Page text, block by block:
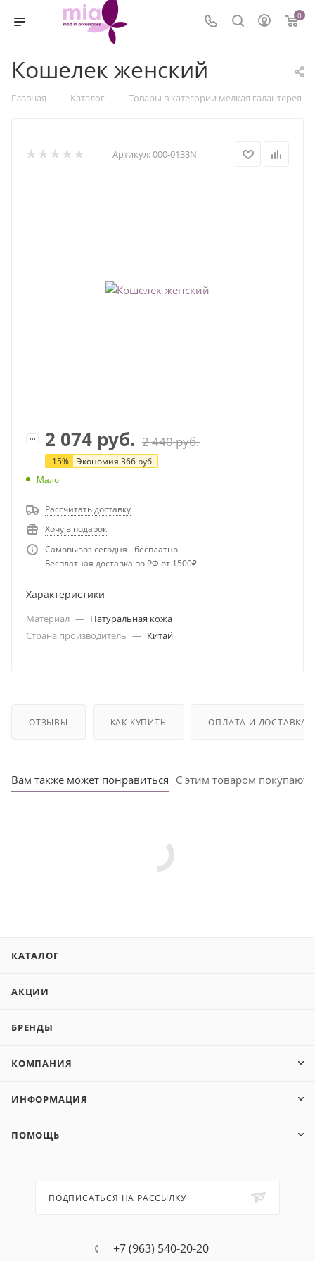
0
Кошелек женский
Главная — Каталог — Товары в категории мелкая галантерея
Артикул:000-0133N
2 074 руб. 2 440руб.
-15% Экономия 366 руб.
Мало
Рассчитать доставку
Хочу в подарок
Самовывоз сегодня - бесплатно
Бесплатная доставка по РФ от 1500₽
Характеристики
Материал — Натуральная кожа
Страна производитель — Китай
ОТЗЫВЫ КАК КУПИТЬ ОПЛАТА И ДОСТАВКА
Вам также может понравиться С этим товаром покупают
КАТАЛОГ
АКЦИИ
БРЕНДЫ
КОМПАНИЯ
ИНФОРМАЦИЯ
ПОМОЩЬ
ПОДПИСАТЬСЯ НА РАССЫЛКУ
+7 (963) 540-20-20